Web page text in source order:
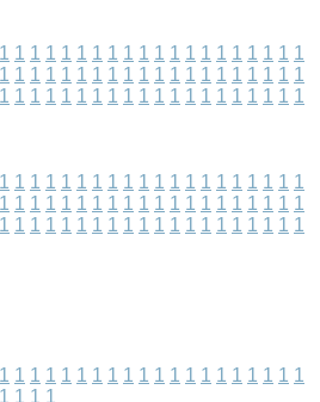
1 1 1 1 1 1 1 1 1 1 1 1 1 1 1 1 1 1 1 1
1 1 1 1 1 1 1 1 1 1 1 1 1 1 1 1 1 1 1 1
1 1 1 1 1 1 1 1 1 1 1 1 1 1 1 1 1 1 1 1
1 1 1 1 1 1 1 1 1 1 1 1 1 1 1 1 1 1 1 1
1 1 1 1 1 1 1 1 1 1 1 1 1 1 1 1 1 1 1 1
1 1 1 1 1 1 1 1 1 1 1 1 1 1 1 1 1 1 1 1
1 1 1 1 1 1 1 1 1 1 1 1 1 1 1 1 1 1 1 1
1 1 1 1